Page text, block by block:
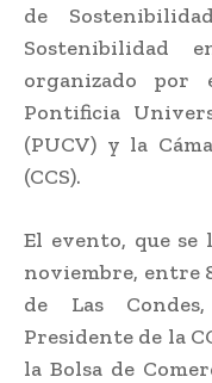
de
Sostenibilidad
organizado
Pontificia
(PUCV) y la
(CCS).
El evento, que se
noviembre, entre
de Las
Presidente de la
la Bolsa de